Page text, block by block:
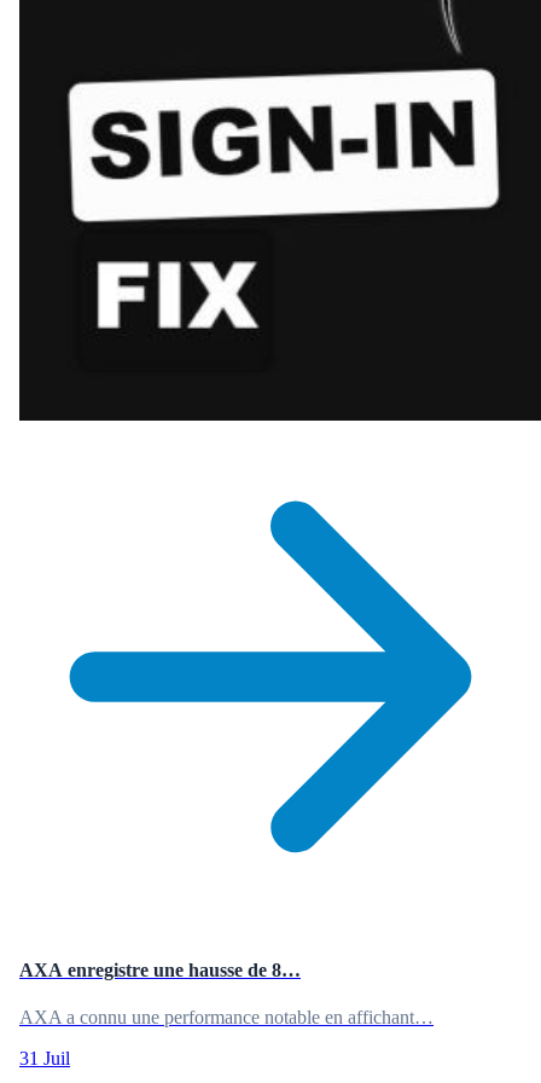
AXA enregistre une hausse de 8…
AXA a connu une performance notable en affichant…
31 Juil